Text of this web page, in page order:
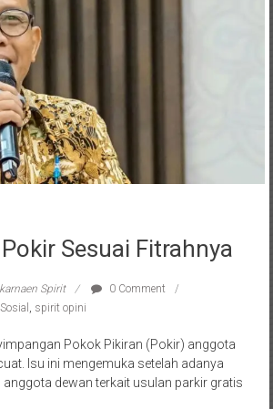
Sesuai Fitrahnya
Spirit
0 Comment
Sosial , spirit opini
Pokok Pikiran (Pokir) anggota
Isu ini mengemuka setelah adanya
dewan terkait usulan parkir gratis